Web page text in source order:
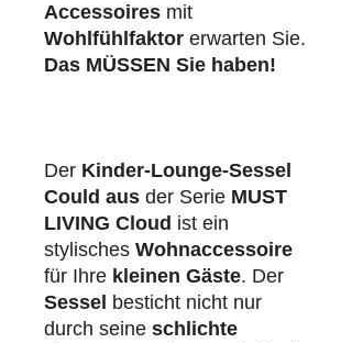
Accessoires mit
Wohlfühlfaktor erwarten Sie.
Das MÜSSEN Sie haben!
Der Kinder-Lounge-Sessel
Could aus der Serie MUST
LIVING Cloud ist ein
stylisches Wohnaccessoire
für Ihre kleinen Gäste. Der
Sessel besticht nicht nur
durch seine schlichte